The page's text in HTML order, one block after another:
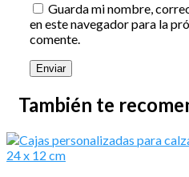
Guarda mi nombre,
en este navegador para la
comente.
También te